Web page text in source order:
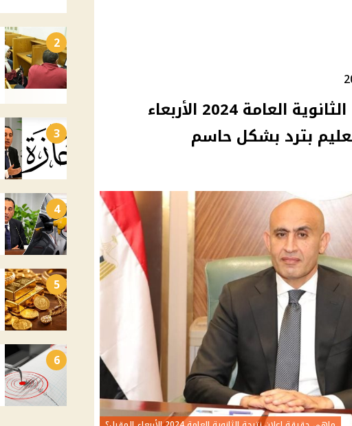
ماهي حقيقة إعلان نتيجة الثانوية العامة 2024 الأربعاء
بترد بشكل حاسم
2
3
4
5
6